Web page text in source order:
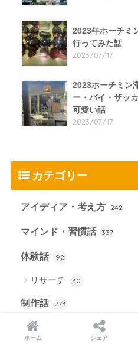
2023年ホーチミ
行ってみた話
2023/07/17
2023ホーチミン
ー・バイ・ザッ
可愛い話
2023/07/17
カテゴリー
アイディア・考え方 242
マインド・習慣話 337
体験話 92
リサーチ 30
制作話 273
セールスコピーライティン
ホーム シェア